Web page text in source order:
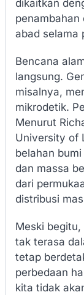
dikaitkan
penambahan
abad selama
Bencana
langsung.
misalnya,
mikrodetik.
Menurut
University of
belahan
dan massa
dari
distribusi
Meski
tak terasa
tetap
perbedaan
kita tidak